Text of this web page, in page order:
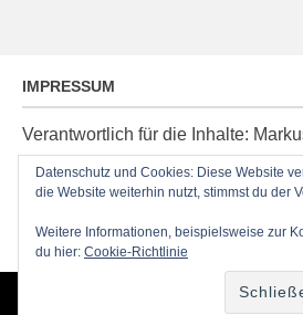
IMPRESSUM
Verantwortlich für die Inhalte:
Ziegelacker 20, D-63599
post@radioblog.eu
Technik und Administration:
Datenschutz und Cookies: Diese Website
die Website weiterhin nutzt, stimmst du der
Weitere Informationen, beispielsweise zur
du hier: Cookie-Richtlinie